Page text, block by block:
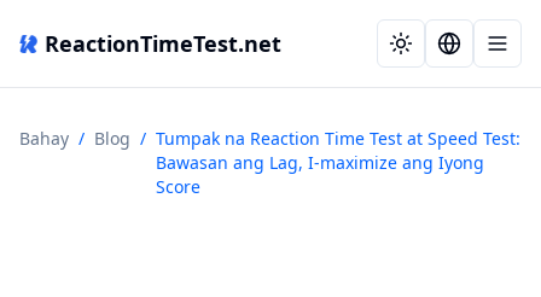
ReactionTimeTest.net
Bahay / Blog / Tumpak na Reaction Time Test at Speed Test:
Bawasan ang Lag, I-maximize ang Iyong
Score